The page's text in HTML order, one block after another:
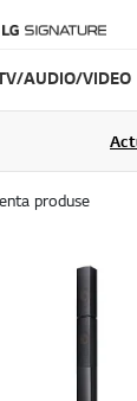
AUDIO/VIDEO
produse